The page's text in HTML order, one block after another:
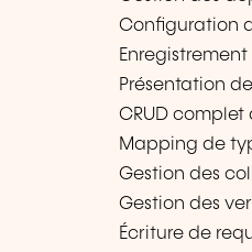
Configuration
Présentation
CRUD
Mapping de
Gestion des
Gestion des
Écriture de